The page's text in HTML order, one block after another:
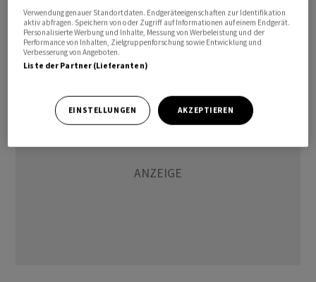
Swisscom derweil alles beim Alten. Die Aktionäre
erhalten wie schon in den letzten Jahren eine Dividende
von 22 Franken pro Aktie.
Verwendung genauer Standortdaten. Endgeräteeigenschaften zur Identifikation
aktiv abfragen. Speichern von oder Zugriff auf Informationen auf einem Endgerät.
Personalisierte Werbung und Inhalte, Messung von Werbeleistung und der
Performance von Inhalten, Zielgruppenforschung sowie Entwicklung und
Verbesserung von Angeboten.
Liste der Partner (Lieferanten)
EINSTELLUNGEN AKZEPTIEREN